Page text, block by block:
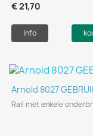
€ 21,70
Info
Arnold 8027
Rail met enkele